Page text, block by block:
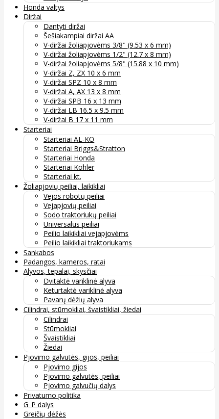
Honda valtys
Diržai
Dantyti diržai
Šešiakampiai diržai AA
V-diržai žoliapjovėms 3/8" (9.53 x 6 mm)
V-diržai žoliapjovėms 1/2" (12.7 x 8 mm)
V-diržai žoliapjovėms 5/8" (15.88 x 10 mm)
V-diržai Z, ZX 10 x 6 mm
V-diržai SPZ 10 x 8 mm
V-diržai A, AX 13 x 8 mm
V-diržai SPB 16 x 13 mm
V-diržai LB 16.5 x 9.5 mm
V-diržai B 17 x 11 mm
Starteriai
Starteriai AL-KO
Starteriai Briggs&Stratton
Starteriai Honda
Starteriai Kohler
Starteriai kt.
Žoliapjovių peiliai, laikikliai
Vejos robotų peiliai
Vejapjovių peiliai
Sodo traktoriukų peiliai
Universalūs peiliai
Peilio laikikliai vejapjovėms
Peilio laikikliai traktoriukams
Sankabos
Padangos, kameros, ratai
Alyvos, tepalai, skysčiai
Dvitaktė variklinė alyva
Keturtaktė variklinė alyva
Pavarų dėžių alyva
Cilindrai, stūmokliai, švaistikliai, žiedai
Cilindrai
Stūmokliai
Švaistikliai
Žiedai
Pjovimo galvutės, gijos, peiliai
Pjovimo gijos
Pjovimo galvutės, peiliai
Pjovimo galvučių dalys
Privatumo politika
G_P dalys
Greičių dėžės